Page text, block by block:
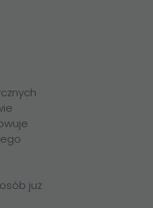
już